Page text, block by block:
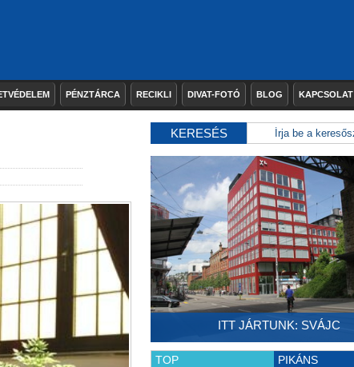
PÉNZTÁRCA RECIKLI DIVAT-FOTÓ BLOG KAPCSOLAT
KERESÉS
ITT JÁRTUNK: SVÁJC
TOP PIKÁNS